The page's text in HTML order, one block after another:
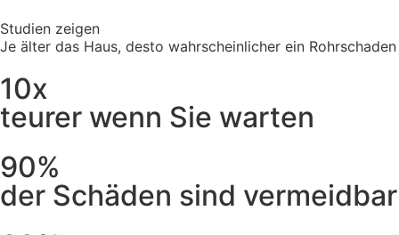
Studien zeigen
Je älter das Haus, desto wahrscheinlicher ein Rohrschaden
10x
teurer wenn Sie warten
90%
der Schäden sind vermeidbar